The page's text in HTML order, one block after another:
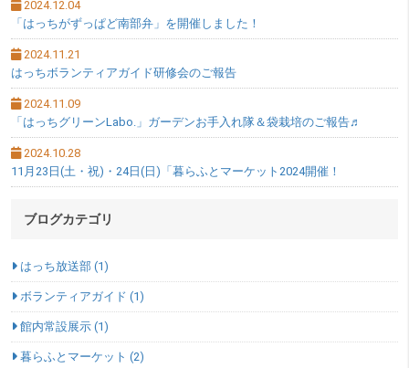
2024.12.04
「はっちがずっぱど南部弁」を開催しました！
2024.11.21
はっちボランティアガイド研修会のご報告
2024.11.09
「はっちグリーンLabo.」ガーデンお手入れ隊＆袋栽培のご報告♬
2024.10.28
11月23日(土・祝)・24日(日)「暮らふとマーケット2024開催！
ブログカテゴリ
はっち放送部 (1)
ボランティアガイド (1)
館内常設展示 (1)
暮らふとマーケット (2)